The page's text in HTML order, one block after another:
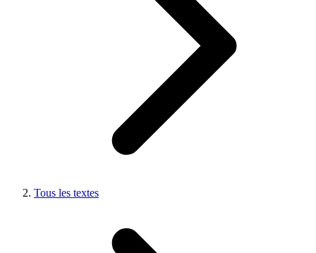
Tous les textes